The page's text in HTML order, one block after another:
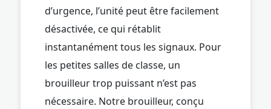
d’urgence, l’unité peut être facilement
désactivée, ce qui rétablit
instantanément tous les signaux. Pour
les petites salles de classe, un
brouilleur trop puissant n’est pas
nécessaire. Notre brouilleur, conçu